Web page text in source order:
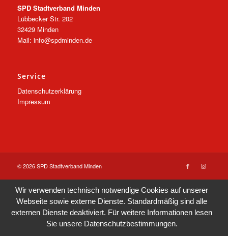
SPD Stadtverband Minden
Lübbecker Str. 202
32429 Minden
Mail: info@spdminden.de
Service
Datenschutzerklärung
Impressum
© 2026 SPD Stadtverband Minden
Wir verwenden technisch notwendige Cookies auf unserer
Webseite sowie externe Dienste. Standardmäßig sind alle
externen Dienste deaktiviert. Für weitere Informationen lesen
Sie unsere Datenschutzbestimmungen.